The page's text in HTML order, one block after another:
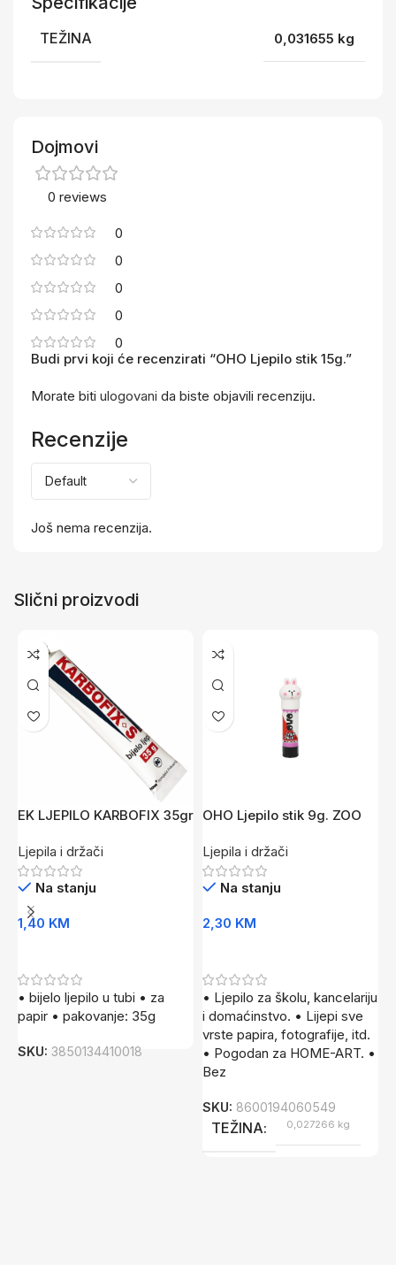
TEŽINA 0,031655 kg
Dojmovi
0 reviews
0
0
0
0
0
Recenzije
Još nema recenzija.
Budi prvi koji će recenzirati “OHO Ljepilo stik 15g.”
Morate biti ulogovani da biste objavili recenziju.
Slični proizvodi
EK LJEPILO KARBOFIX 35gr
Ljepila i držači
Na stanju
1,40 KM
• bijelo ljepilo u tubi • za
papir • pakovanje: 35g
SKU: 3850134410018
OHO Ljepilo stik 9g. ZOO
Ljepila i držači
Na stanju
2,30 KM
• Ljepilo za školu, kancelariju
i domaćinstvo. • Lijepi sve
vrste papira, fotografije, itd.
• Pogodan za HOME-ART. •
Bez
SKU: 8600194060549
TEŽINA 0,027266 kg